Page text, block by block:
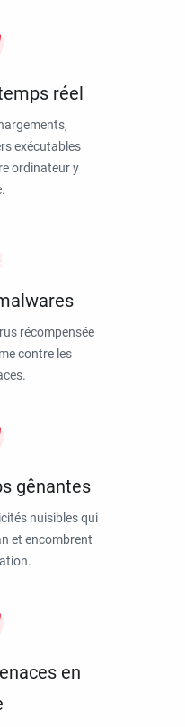
réel
exécutables
ordinateur y
récompensée
contre les
gênantes
nuisibles qui
et encombrent
en